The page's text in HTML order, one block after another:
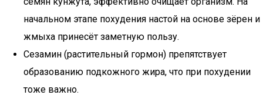
начальном этапе похудения настой на основе зёрен и
жмыха принесёт заметную пользу.
Сезамин (растительный гормон) препятствует
образованию подкожного жира, что при похудении
тоже важно.